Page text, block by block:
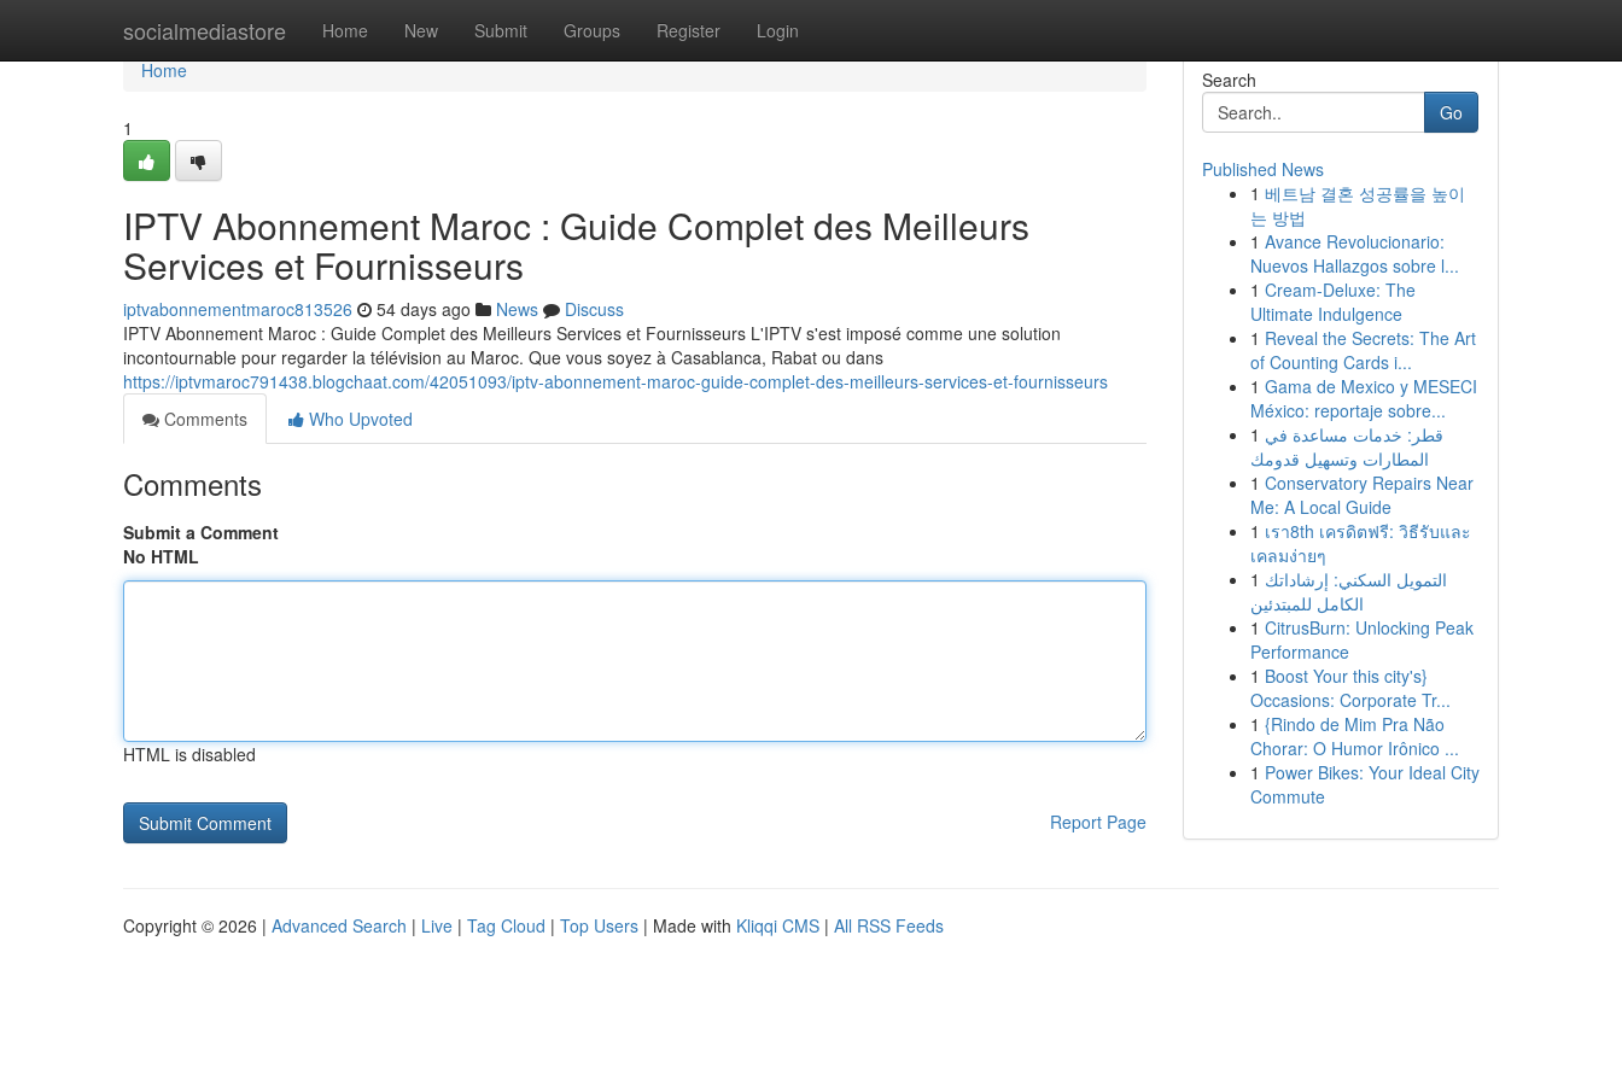
socialmediastore Home New Submit Groups Register Login
Home
Home
1
IPTV Abonnement Maroc : Guide Complet des Meilleurs
Services et Fournisseurs
iptvabonnementmaroc813526 54 days ago News
Discuss
IPTV Abonnement Maroc : Guide Complet des Meilleurs Services et Fournisseurs L'IPTV s'est imposé comme une solution
incontournable pour regarder la télévision au Maroc. Que vous soyez à Casablanca, Rabat ou dans
https://iptvmaroc791438.blogchaat.com/42051093/iptv-abonnement-maroc-guide-complet-des-meilleurs-services-et-fournisseurs
Comments
Who Upvoted
Comments
Submit a Comment
No HTML
HTML is disabled
Report Page
Search
Go
Published News
1 베트남 결혼 성공률을 높이
는 방법
1 Avance Revolucionario:
Nuevos Hallazgos sobre l...
1 Cream-Deluxe: The
Ultimate Indulgence
1 Reveal the Secrets: The Art
of Counting Cards i...
1 Gama de Mexico y MESECI
México: reportaje sobre...
1 قطر: خدمات مساعدة في
المطارات وتسهيل قدومك
1 Conservatory Repairs Near
Me: A Local Guide
1 เรา8th เครดิตฟรี: วิธีรับและ
เคลมง่ายๆ
1 التمويل السكني: إرشاداتك
الكامل للمبتدئين
1 CitrusBurn: Unlocking Peak
Performance
1 Boost Your this city's}
Occasions: Corporate Tr...
1 {Rindo de Mim Pra Não
Chorar: O Humor Irônico ...
1 Power Bikes: Your Ideal City
Commute
Copyright © 2026 | Advanced Search | Live | Tag Cloud | Top Users | Made with Kliqqi CMS | All RSS Feeds